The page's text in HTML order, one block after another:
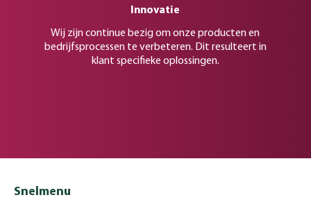
Innovatie
Wij zijn continue bezig om onze producten en
bedrijfsprocessen te verbeteren. Dit resulteert in
klant specifieke oplossingen.
Snelmenu